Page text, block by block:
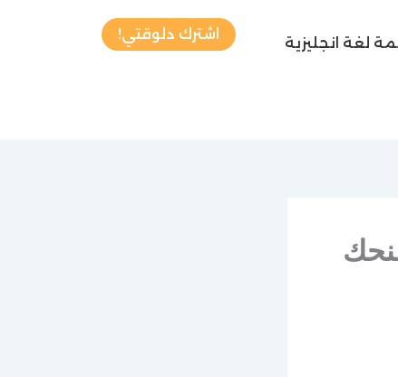
لغة انجليزية
اشترك دلوقتي!
لاين 0548805918 تمنحك